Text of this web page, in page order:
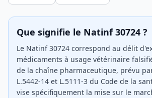
Que signifie le Natinf 30724 ?
Le Natinf 30724 correspond au délit
médicaments à usage vétérinaire
de la chaîne pharmaceutique, prévu
L.5442-14 et L.5111-3 du Code de la
vise spécifiquement la mise sur le